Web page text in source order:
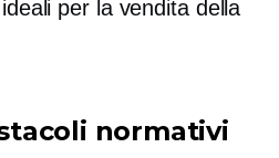
per la vendita della
normativi